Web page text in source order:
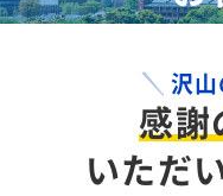
沢
感謝
いただ